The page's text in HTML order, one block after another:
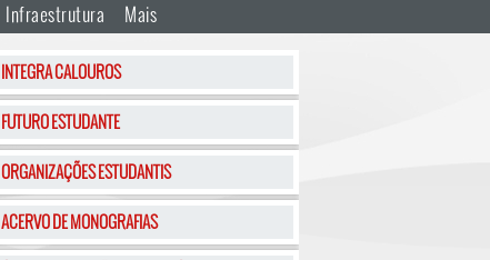
Infraestrutura Mais
INTEGRA CALOUROS
FUTURO ESTUDANTE
ORGANIZAÇÕES ESTUDANTIS
ACERVO DE MONOGRAFIAS